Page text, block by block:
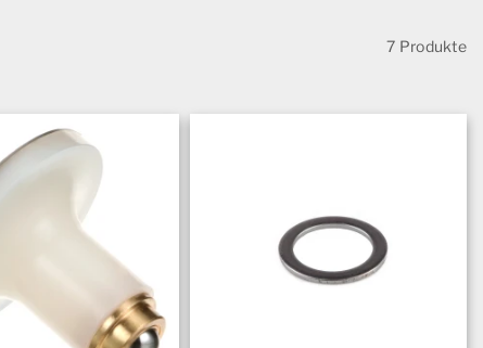
7 Produkte